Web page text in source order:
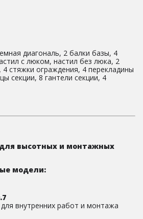
диагональ, 2 балки базы, 4
с люком, настил без люка, 2
стяжки ограждения, 4 перекладины
секции, 8 гантели секции, 4
высотных и монтажных
модели:
внутренних работ и монтажа